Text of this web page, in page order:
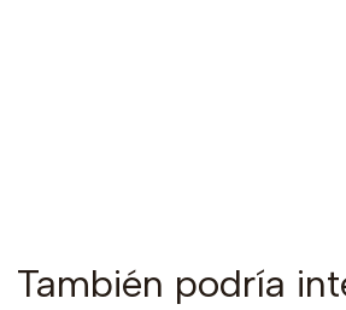
También podría